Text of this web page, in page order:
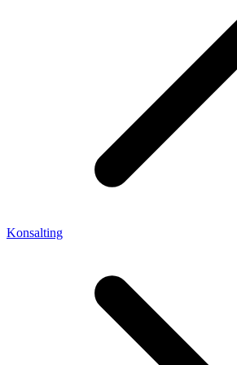
Konsalting